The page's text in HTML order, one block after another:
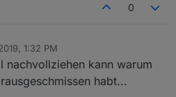
0
1:32 PM
nachvollziehen kann warum
habt...